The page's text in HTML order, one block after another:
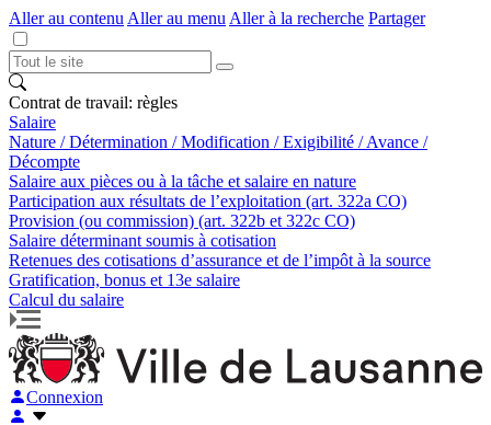
Aller au contenu Aller au menu Aller à la recherche Partager
Contrat de travail: règles
Salaire
Nature / Détermination / Modification / Exigibilité / Avance /
Décompte
Salaire aux pièces ou à la tâche et salaire en nature
Participation aux résultats de l’exploitation (art. 322a CO)
Provision (ou commission) (art. 322b et 322c CO)
Salaire déterminant soumis à cotisation
Retenues des cotisations d’assurance et de l’impôt à la source
Gratification, bonus et 13e salaire
Calcul du salaire
Connexion